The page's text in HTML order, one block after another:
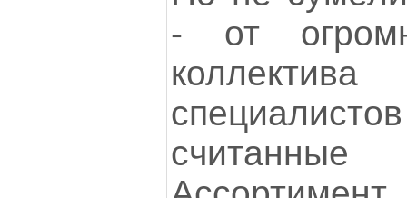
- от
коллектива